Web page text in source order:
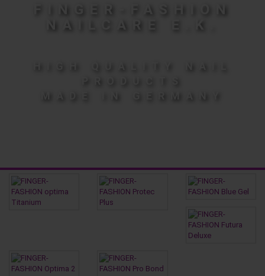
FINGER-FASHION
NAILCARE E.K.